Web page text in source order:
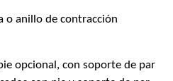
o anillo de contracción
opcional, con soporte de par